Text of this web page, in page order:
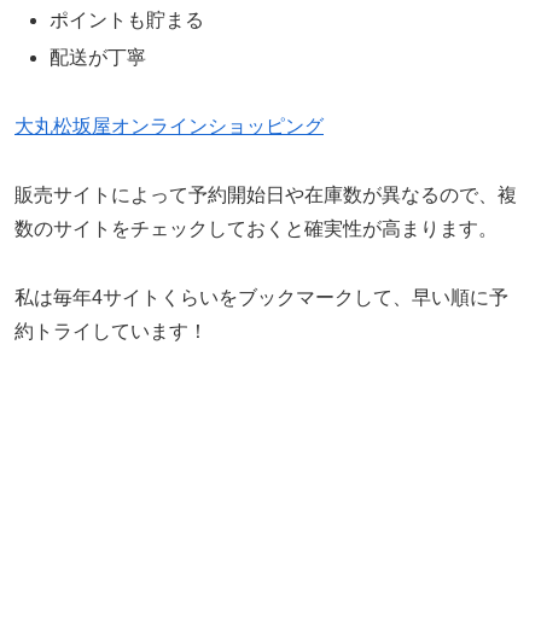
ポイントも貯まる
配送が丁寧
大丸松坂屋オンラインショッピング
販売サイトによって予約開始日や在庫数が異なるので、複
数のサイトをチェックしておくと確実性が高まります。
私は毎年4サイトくらいをブックマークして、早い順に予
約トライしています！